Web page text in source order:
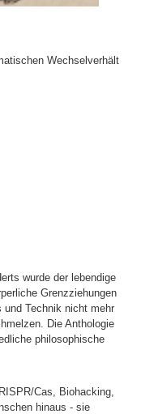
Wechselverhält
wurde der lebendige
Grenzziehungen
und Technik nicht mehr
Die Anthologie
philosophische
Cas, Biohacking,
hinaus - sie